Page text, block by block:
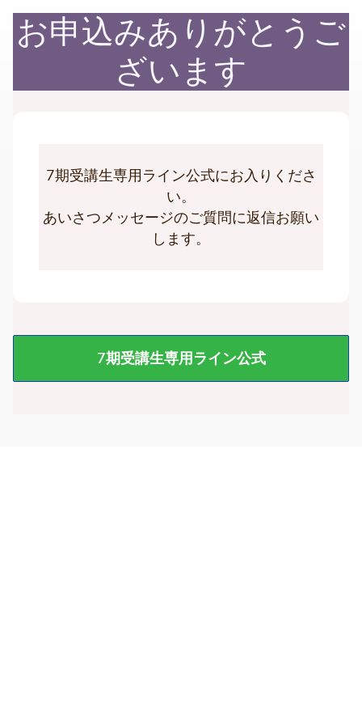
お申込みありがとうご
ざいます
7期受講生専用ライン公式にお入りくださ
い。
あいさつメッセージのご質問に返信お願い
します。
7期受講生専用ライン公式